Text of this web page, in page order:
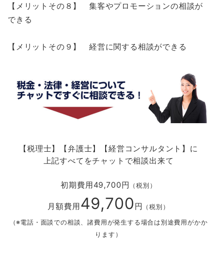
【メリットその８】 集客やプロモーションの相談が
できる
【メリットその９】 経営に関する相談ができる
【税理士】【弁護士】【経営コンサルタント】に
上記すべてをチャットで相談出来て
初期費用49,700円 （税別）
月額費用49,700 円 （税別）
（※電話・面談での相談、諸費用が発生する場合は別途費用がかか
ります）